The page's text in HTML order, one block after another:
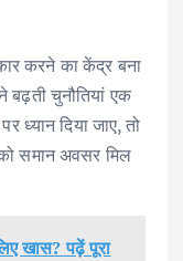
करने का केंद्र बना
बढ़ती चुनौतियां एक
ध्यान दिया जाए, तो
समान अवसर मिल
खास? पढ़ें पूरा